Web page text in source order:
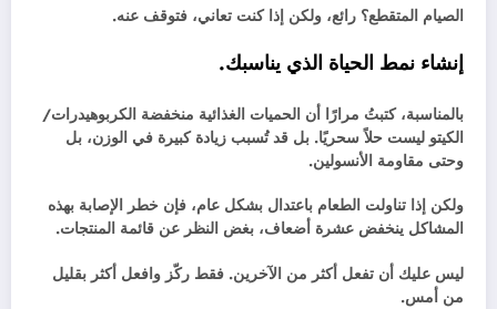
الصيام المتقطع؟ رائع، ولكن إذا كنت تعاني، فتوقف عنه.
إنشاء نمط الحياة الذي يناسبك.
بالمناسبة، كتبتُ مرارًا أن الحميات الغذائية منخفضة الكربوهيدرات/
الكيتو ليست حلاً سحريًا. بل قد تُسبب زيادة كبيرة في الوزن، بل
وحتى مقاومة الأنسولين.
ولكن إذا تناولت الطعام باعتدال بشكل عام، فإن خطر الإصابة بهذه
المشاكل ينخفض ​​عشرة أضعاف، بغض النظر عن قائمة المنتجات.
ليس عليك أن تفعل أكثر من الآخرين. فقط ركّز وافعل أكثر بقليل
من أمس.